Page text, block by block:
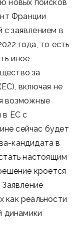
новых поисков
Франции
заявлением в
года, то есть
иное
за
включая не
возможные
в ЕС с
сейчас будет
кандидата в
настоящим
кроется
как реальности
динамики